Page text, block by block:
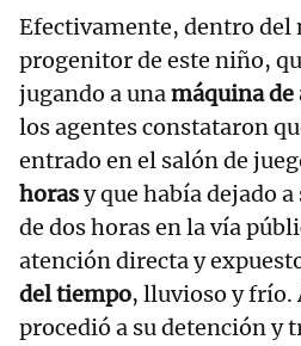
Efectivamente, dentro del
progenitor de este niño,
jugando a unamáquina de
los agentes constataron
entrado en el salón de
horasy que había dejado
de dos horas en la vía
atención directa y
del tiempo, lluvioso y frío.
procedió a su detención y